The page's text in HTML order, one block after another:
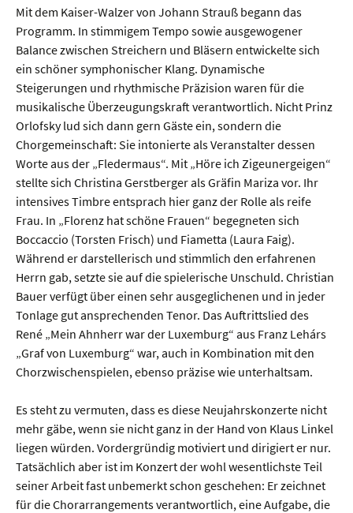
Mit dem Kaiser-Walzer von Johann Strauß begann das
Programm. In stimmigem Tempo sowie ausgewogener
Balance zwischen Streichern und Bläsern entwickelte sich
ein schöner symphonischer Klang. Dynamische
Steigerungen und rhythmische Präzision waren für die
musikalische Überzeugungskraft verantwortlich. Nicht Prinz
Orlofsky lud sich dann gern Gäste ein, sondern die
Chorgemeinschaft: Sie intonierte als Veranstalter dessen
Worte aus der „Fledermaus“. Mit „Höre ich Zigeunergeigen“
stellte sich Christina Gerstberger als Gräfin Mariza vor. Ihr
intensives Timbre entsprach hier ganz der Rolle als reife
Frau. In „Florenz hat schöne Frauen“ begegneten sich
Boccaccio (Torsten Frisch) und Fiametta (Laura Faig).
Während er darstellerisch und stimmlich den erfahrenen
Herrn gab, setzte sie auf die spielerische Unschuld. Christian
Bauer verfügt über einen sehr ausgeglichenen und in jeder
Tonlage gut ansprechenden Tenor. Das Auftrittslied des
René „Mein Ahnherr war der Luxemburg“ aus Franz Lehárs
„Graf von Luxemburg“ war, auch in Kombination mit den
Chorzwischenspielen, ebenso präzise wie unterhaltsam.
Es steht zu vermuten, dass es diese Neujahrskonzerte nicht
mehr gäbe, wenn sie nicht ganz in der Hand von Klaus Linkel
liegen würden. Vordergründig motiviert und dirigiert er nur.
Tatsächlich aber ist im Konzert der wohl wesentlichste Teil
seiner Arbeit fast unbemerkt schon geschehen: Er zeichnet
für die Chorarrangements verantwortlich, eine Aufgabe, die